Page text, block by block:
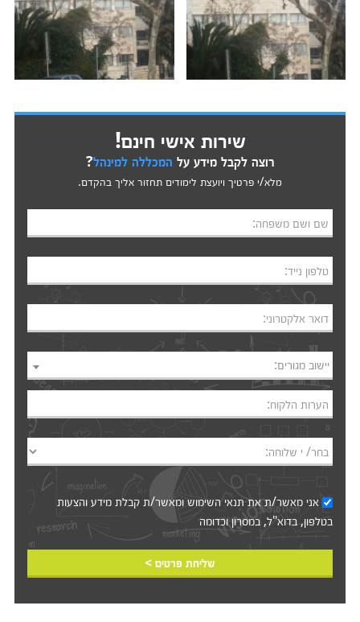
שירות אישי חינם!
רוצה לקבל מידע על המכללה למינהל?
מלא/י פרטיך ויועצת לימודים תחזור אליך בהקדם.
שם ושם משפחה:
טלפון נייד:
דואר אלקטרוני:
יישוב מגורים:
הערות הלקוח:
בחר/ י שלוחה:
אני מאשר/ת אתתנאי השימושומאשר/ת קבלת מידע והצעות
בטלפון, בדוא"ל, במסרון וכדומה‎‎
שליחת פרטים >